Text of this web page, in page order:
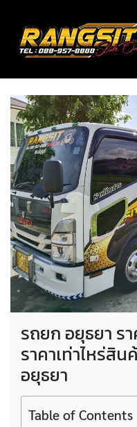
content
รถยก168 รถสไลด์รังสิต รถ
รถยก อยุธยา ร
ราคาเท่าไหร่สิ
อยุธยา
Table of Contents